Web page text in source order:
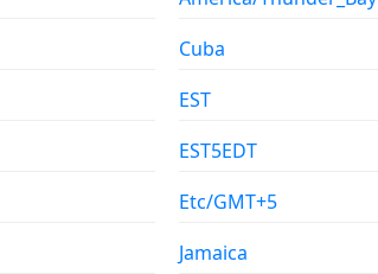
Cuba
EST
EST5EDT
Etc/GMT+5
Jamaica